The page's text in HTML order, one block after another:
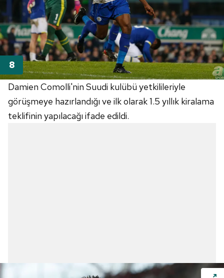
Damien Comolli'nin Suudi kulübü yetkilileriyle
görüşmeye hazırlandığı ve ilk olarak 1.5 yıllık kiralama
teklifinin yapılacağı ifade edildi.